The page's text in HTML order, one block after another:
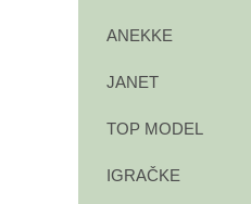
ANEKKE
JANET
TOP MODEL
IGRAČKE